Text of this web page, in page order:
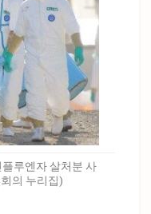
루엔자 살처분 사
의 누리집)